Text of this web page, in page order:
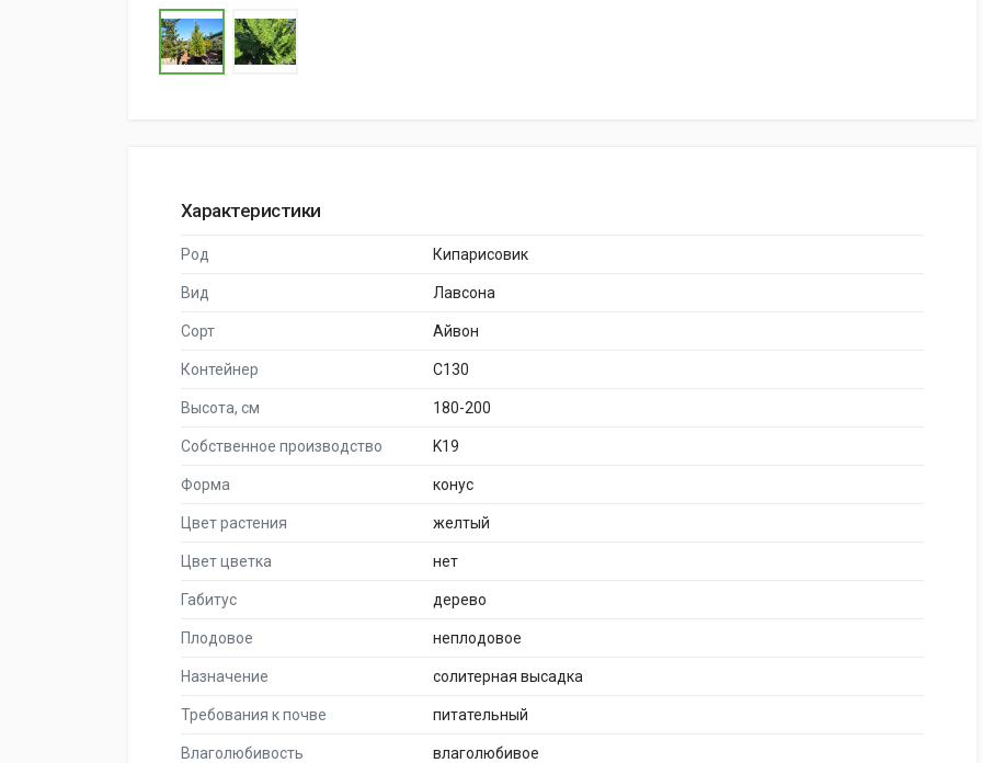
Характеристики
Род Кипарисовик
Вид Лавсона
Сорт Айвон
Контейнер C130
Высота, см 180-200
Собственное производство K19
Форма конус
Цвет растения желтый
Цвет цветка нет
Габитус дерево
Плодовое неплодовое
Назначение солитерная высадка
Требования к почве питательный
Влаголюбивость влаголюбивое